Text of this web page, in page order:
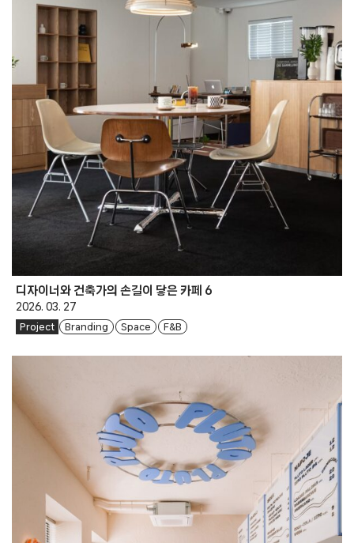
디자이너와 건축가의 손길이 닿은 카페 6
2026. 03. 27
Project Branding Space F&B